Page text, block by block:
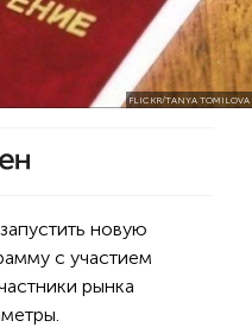
FLICKR/TANYA TOMILOVA
новую
с участием
рынка